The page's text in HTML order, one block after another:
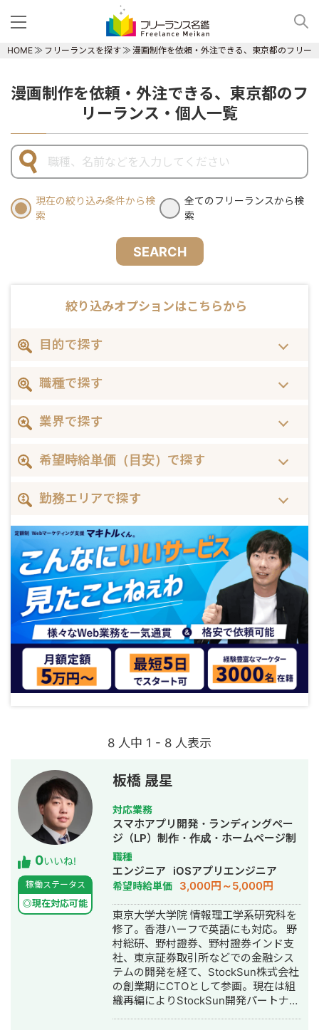
HOME フリーランスを探す 漫画制作を依頼・外注できる、東京都のフリー
漫画制作を依頼・外注できる、東京都のフ
リーランス・個人一覧
現在の絞り込み条件から検
索
全てのフリーランスから検
索
SEARCH
絞り込みオプションはこちらから
目的で探す
職種で探す
業界で探す
希望時給単価（目安）で探す
勤務エリアで探す
8 人中 1 - 8 人表示
0いいね!
稼働ステータス
◎現在対応可能
板橋 晟星
対応業務
スマホアプリ開発・ランディングペー
ジ（LP）制作・作成・ホームページ制
作・作成・バナー制作・デザイン・漫
画制作・AI活用
職種
エンジニア iOSアプリエンジニア
希望時給単価 3,000円～5,000円
東京大学大学院 情報理工学系研究科を
修了。香港ハーフで英語にも対応。 野
村総研、野村證券、野村證券インド支
社、東京証券取引所などでの金融シス
テムの開発を経て、StockSun株式会社
の創業期にCTOとして参画。現在は組
織再編によりStockSun開発パートナー